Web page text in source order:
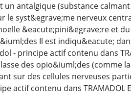
un antalgique (substance
le syst&egrave;me nerveux
&eacute;pini&egrave;re et
Il est indiqu&eacute;
- principe actif contenu dans
des opio&iuml;des (comme
sur des cellules nerveuses
actif contenu dans